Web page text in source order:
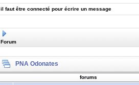
il faut être connecté pour écrire un message
Forum
PNA Odonates
forums